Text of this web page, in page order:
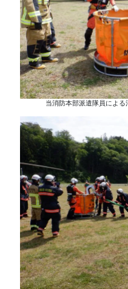
当消防本部派遣隊員による